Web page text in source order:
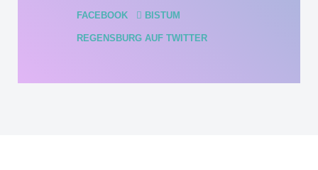
FACEBOOK BISTUM
REGENSBURG AUF TWITTER